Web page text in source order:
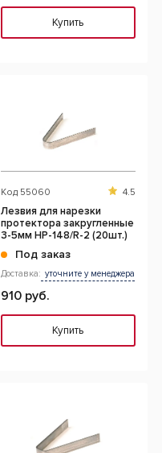
Купить
Код 55060 4.5
Лезвия для нарезки
протектора закругленные
3-5мм HP-148/R-2 (20шт.)
Под заказ
Доставка: уточните у менеджера
910 руб.
Купить